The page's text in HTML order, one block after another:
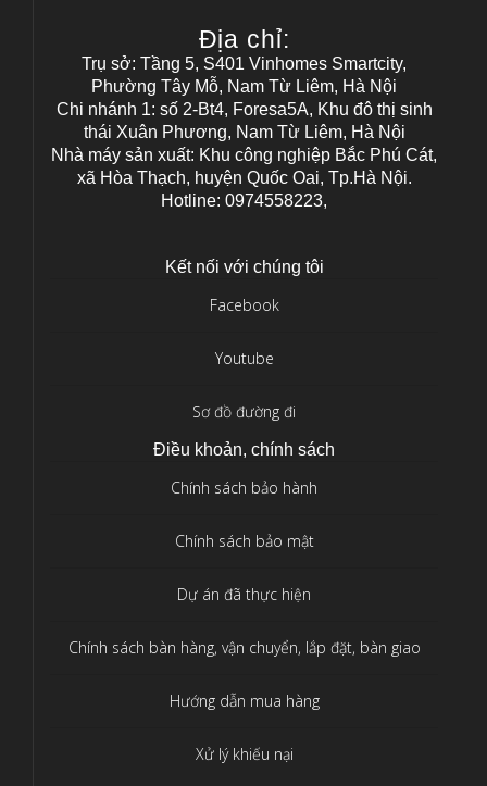
Địa chỉ:
Trụ sở: Tầng 5, S401 Vinhomes Smartcity,
Phường Tây Mỗ, Nam Từ Liêm, Hà Nội
Chi nhánh 1: số 2-Bt4, Foresa5A, Khu đô thị sinh
thái Xuân Phương, Nam Từ Liêm, Hà Nội
Nhà máy sản xuất: Khu công nghiệp Bắc Phú Cát,
xã Hòa Thạch, huyện Quốc Oai, Tp.Hà Nội.
Hotline: 0974558223,
Kết nối với chúng tôi
Facebook
Youtube
Sơ đồ đường đi
Điều khoản, chính sách
Chính sách bảo hành
Chính sách bảo mật
Dự án đã thực hiện
Chính sách bàn hàng, vận chuyển, lắp đặt, bàn giao
Hướng dẫn mua hàng
Xử lý khiếu nại